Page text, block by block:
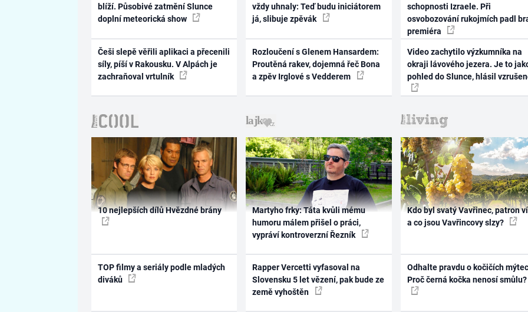
blíží. Působivé zatmění Slunce
doplní meteorická show
Češi slepě věřili aplikaci a přecenili
síly, píší v Rakousku. V Alpách je
zachraňoval vrtulník
vždy uhnaly: Teď budu iniciátorem
já, slibuje zpěvák
Rozloučení s Glenem Hansardem:
Proutěná rakev, dojemná řeč Bona
a zpěv Irglové s Vedderem
schopnosti Izraele. Při
osvobozování rukojmích padl
premiéra
Video zachytilo výzkumníka na
okraji lávového jezera. Je to
pohled do Slunce, hlásil
10 nejlepších dílů Hvězdné brány
TOP filmy a seriály podle mladých
diváků
Martyho frky: Táta kvůli mému
humoru málem přišel o práci,
vypráví kontroverzní Řezník
Rapper Vercetti vyfasoval na
Slovensku 5 let vězení, pak bude ze
země vyhoštěn
Kdo byl svatý Vavřinec, patron
a co jsou Vavřincovy slzy?
Odhalte pravdu o kočičích
Proč černá kočka nenosí smůlu?